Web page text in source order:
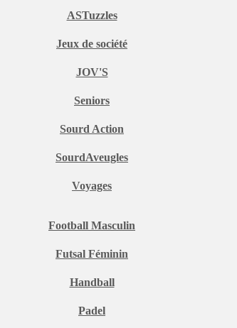
ASTuzzles
Jeux de société
JOV'S
Seniors
Sourd Action
SourdAveugles
Voyages
Football Masculin
Futsal Féminin
Handball
Padel